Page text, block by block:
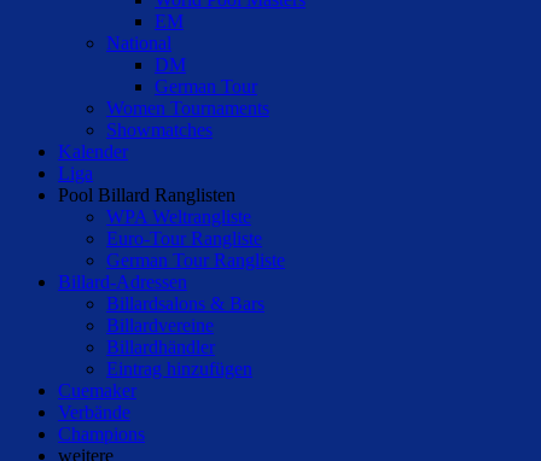
EM
National
DM
German Tour
Women Tournaments
Showmatches
Kalender
Liga
Pool Billard Ranglisten
WPA Weltrangliste
Euro-Tour Rangliste
German Tour Rangliste
Billard-Adressen
Billardsalons & Bars
Billardvereine
Billardhändler
Eintrag hinzufügen
Cuemaker
Verbände
Champions
weitere